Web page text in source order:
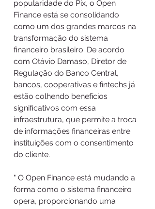
popularidade do Pix, o Open
Finance está se consolidando
como um dos grandes marcos na
transformação do sistema
financeiro brasileiro. De acordo
com Otávio Damaso, Diretor de
Regulação do Banco Central,
bancos, cooperativas e fintechs já
estão colhendo benefícios
significativos com essa
infraestrutura, que permite a troca
de informações financeiras entre
instituições com o consentimento
do cliente.
" O Open Finance está mudando a
forma como o sistema financeiro
opera, proporcionando uma